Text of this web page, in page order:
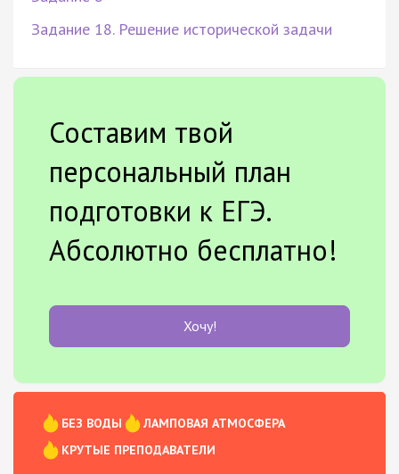
Задание 18. Решение исторической задачи
Составим твой
персональный план
подготовки к ЕГЭ.
Абсолютно бесплатно!
Хочу!
БЕЗ ВОДЫ
ЛАМПОВАЯ АТМОСФЕРА
КРУТЫЕ ПРЕПОДАВАТЕЛИ